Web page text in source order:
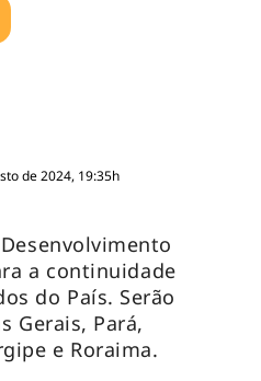
de 2024, 19:35h
a continuidade
do País. Serão
Gerais, Pará,
e Roraima.